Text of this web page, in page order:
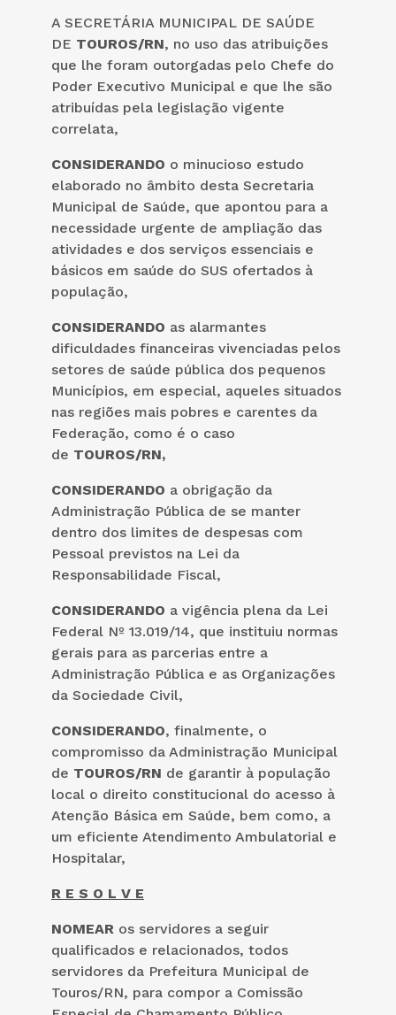
A SECRETÁRIA MUNICIPAL DE SAÚDE
DE TOUROS/RN, no uso das atribuições
que lhe foram outorgadas pelo Chefe do
Poder Executivo Municipal e que lhe são
atribuídas pela legislação vigente
correlata,
CONSIDERANDO o minucioso estudo
elaborado no âmbito desta Secretaria
Municipal de Saúde, que apontou para a
necessidade urgente de ampliação das
atividades e dos serviços essenciais e
básicos em saúde do SUS ofertados à
população,
CONSIDERANDO as alarmantes
dificuldades financeiras vivenciadas pelos
setores de saúde pública dos pequenos
Municípios, em especial, aqueles situados
nas regiões mais pobres e carentes da
Federação, como é o caso
de TOUROS/RN,
CONSIDERANDO a obrigação da
Administração Pública de se manter
dentro dos limites de despesas com
Pessoal previstos na Lei da
Responsabilidade Fiscal,
CONSIDERANDO a vigência plena da Lei
Federal Nº 13.019/14, que instituiu normas
gerais para as parcerias entre a
Administração Pública e as Organizações
da Sociedade Civil,
CONSIDERANDO, finalmente, o
compromisso da Administração Municipal
de TOUROS/RN de garantir à população
local o direito constitucional do acesso à
Atenção Básica em Saúde, bem como, a
um eficiente Atendimento Ambulatorial e
Hospitalar,
R E S O L V E
NOMEAR os servidores a seguir
qualificados e relacionados, todos
servidores da Prefeitura Municipal de
Touros/RN, para compor a Comissão